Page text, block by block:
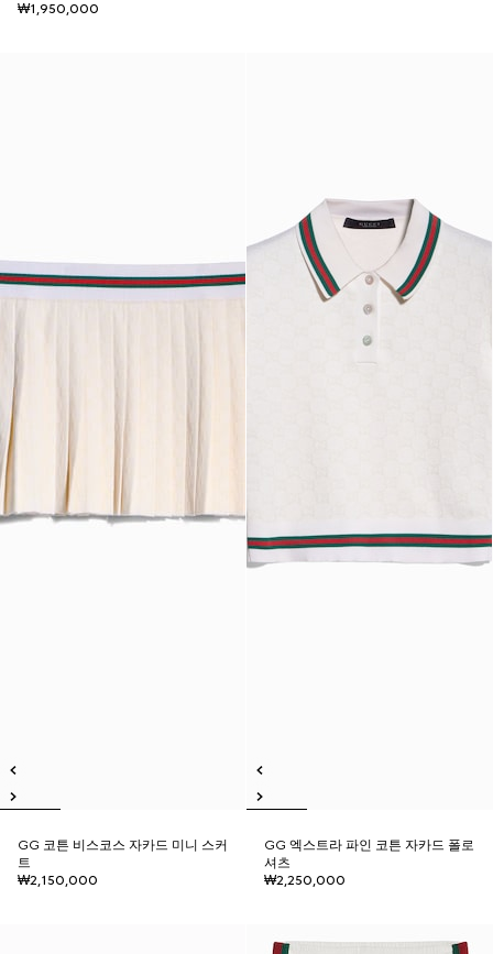
₩1,950,000
GG 코튼 비스코스 자카드 미니 스커
트
₩2,150,000
GG 엑스트라 파인 코튼 자카드 폴로
셔츠
₩2,250,000